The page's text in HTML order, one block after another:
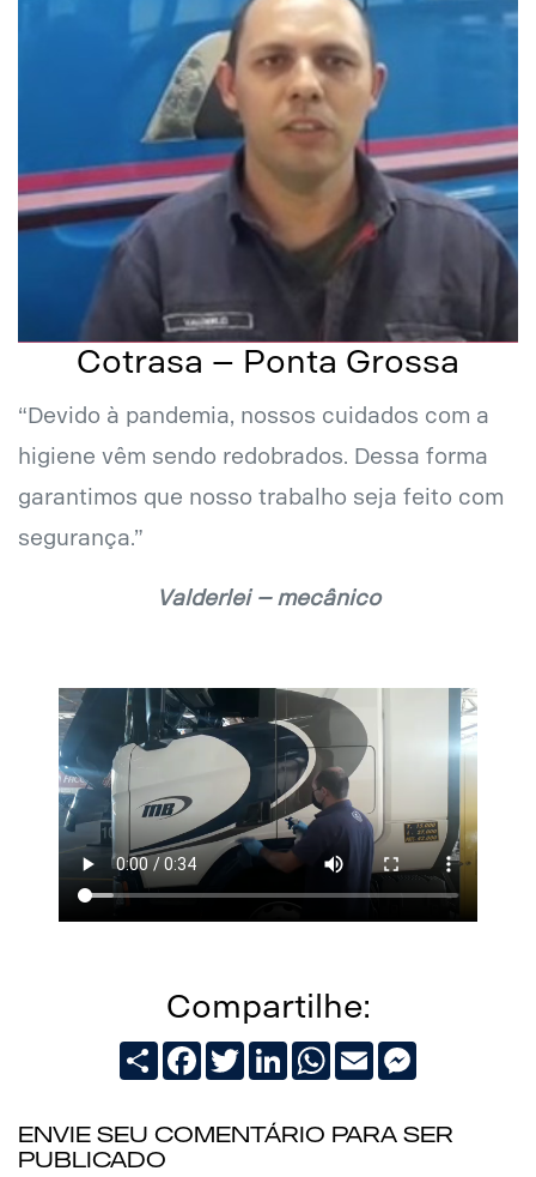
Cotrasa – Ponta Grossa
“Devido à pandemia, nossos cuidados com a
higiene vêm sendo redobrados. Dessa forma
garantimos que nosso trabalho seja feito com
segurança.”
Valderlei – mecânico
Compartilhe:
ShareFacebook
TwitterLinkedInWhatsApp
Email
Envie seu comentário para ser
publicado